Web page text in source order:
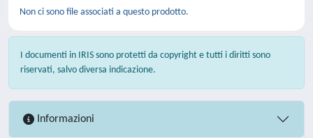
Non ci sono file associati a questo prodotto.
I documenti in IRIS sono protetti da copyright e tutti i diritti sono
riservati, salvo diversa indicazione.
Informazioni